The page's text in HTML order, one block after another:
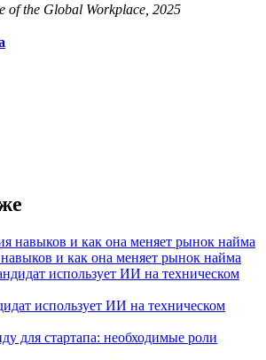
the Global Workplace, 2025
и как она меняет рынок найма
использует ИИ на техническом